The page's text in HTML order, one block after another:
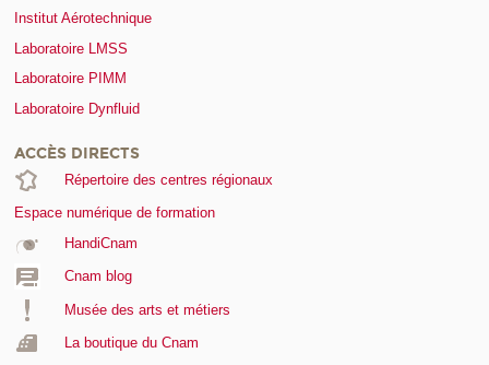
Institut Aérotechnique
Laboratoire LMSS
Laboratoire PIMM
Laboratoire Dynfluid
ACCÈS DIRECTS
Répertoire des centres régionaux
Espace numérique de formation
HandiCnam
Cnam blog
Musée des arts et métiers
La boutique du Cnam